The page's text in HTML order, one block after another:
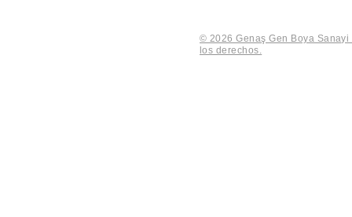
© 2026 Genaş Gen Boya
los derechos.